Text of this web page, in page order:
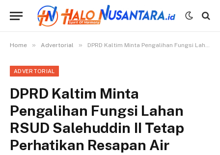
Home » Advertorial » DPRD Kaltim Minta Pengalihan Fungsi Lahan RSUD Salehuddin II Tetap Perhatikan Resapan Air
ADVERTORIAL
DPRD Kaltim Minta
Pengalihan Fungsi Lahan
RSUD Salehuddin II Tetap
Perhatikan Resapan Air